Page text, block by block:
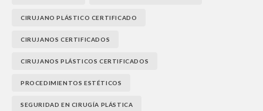
CIRUJANO PLÁSTICO CERTIFICADO
CIRUJANOS CERTIFICADOS
CIRUJANOS PLÁSTICOS CERTIFICADOS
PROCEDIMIENTOS ESTÉTICOS
SEGURIDAD EN CIRUGÍA PLÁSTICA